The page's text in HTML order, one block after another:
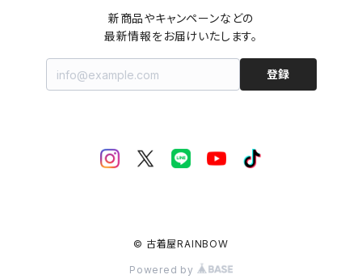
新商品やキャンペーンなどの
最新情報をお届けいたします。
登録
© 古着屋RAINBOW
Powered by